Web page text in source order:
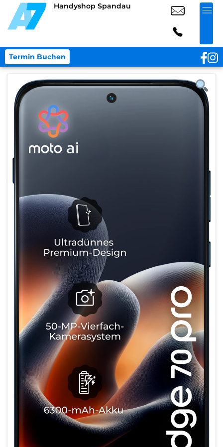
Handyshop Spandau
Termin Buchen